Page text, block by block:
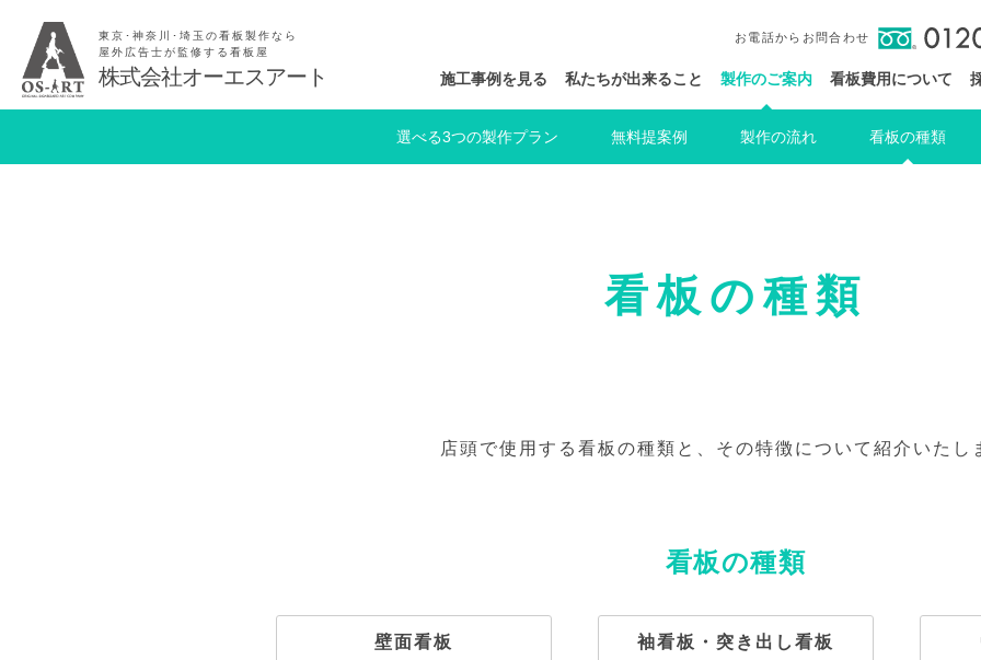
東京･神奈川･埼玉の看板製作なら
屋外広告士が監修する看板屋
株式会社オーエスアート
お電話からお問合わせ
施工事例を見る 私たちが出来ること 製作のご案内
選べる3つの製作プラン 無料提案例 製作の流れ 看板の種類
看板費用について
看板の種類
店頭で使用する看板の種類と、その特徴について紹介いたし
看板の種類
壁面看板 袖看板・突き出し看板